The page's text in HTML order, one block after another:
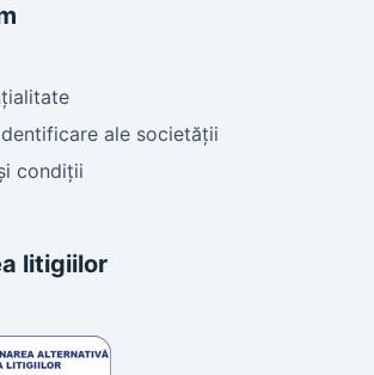
ale societății
condiții
litigiilor